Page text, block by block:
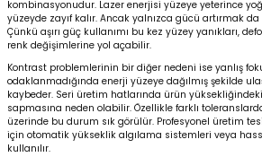
kombinasyonudur. Lazer enerjisi yüzeye yeterince
yüzeyde zayıf kalır. Ancak yalnızca gücü artırmak
Çünkü aşırı güç kullanımı bu kez yüzey yanıkları,
renk değişimlerine yol açabilir.
Kontrast problemlerinin bir diğer nedeni ise yanlış
odaklanmadığında enerji yüzeye dağılmış şekilde
kaybeder. Seri üretim hatlarında ürün
sapmasına neden olabilir. Özellikle farklı
üzerinde bu durum sık görülür. Profesyonel üretim
için otomatik yükseklik algılama sistemleri veya
kullanılır.